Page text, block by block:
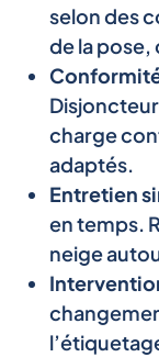
selon des
de la pose,
charge
adaptés.
Entretien
en temps.
neige